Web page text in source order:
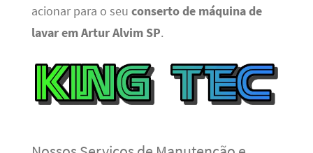
acionar para o seu conserto de máquina de
lavar em Artur Alvim SP.